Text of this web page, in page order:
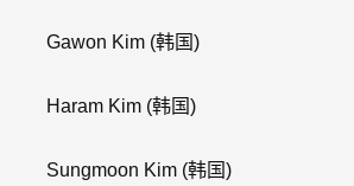
Gawon Kim (韩国)
Haram Kim (韩国)
Sungmoon Kim (韩国)